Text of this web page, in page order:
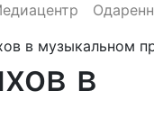
в музыкальном
в